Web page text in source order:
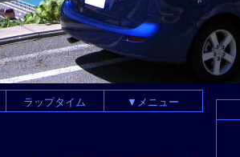
ラップタイム ▼メニュー